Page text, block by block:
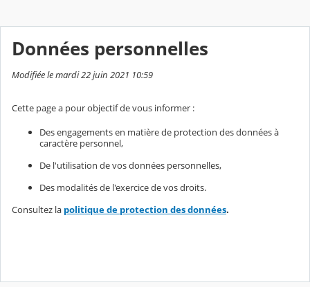
Données personnelles
Modifiée le mardi 22 juin 2021 10:59
Cette page a pour objectif de vous informer :
Des engagements en matière de protection des données à
caractère personnel,
De l'utilisation de vos données personnelles,
Des modalités de l'exercice de vos droits.
Consultez la politique de protection des données.